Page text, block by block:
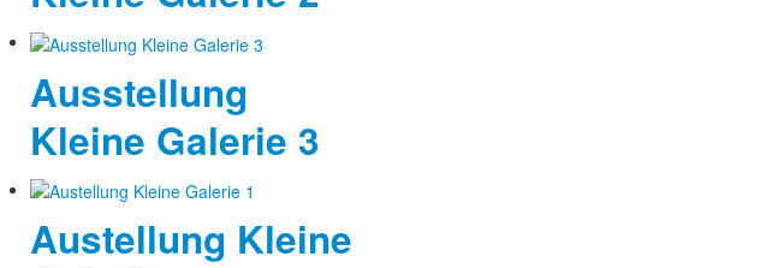
Ausstellung
Kleine Galerie 3
Austellung Kleine